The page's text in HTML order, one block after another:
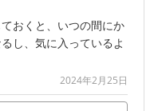
おくと、いつの間にか
し、気に入っているよ
2024年2月25日